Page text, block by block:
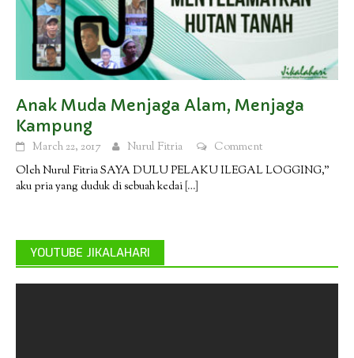
Anak Muda Menjaga Alam, Menjaga
Kampung
March 22, 2017 Nurul Fitria
Comment
Oleh Nurul Fitria SAYA DULU PELAKU ILEGAL LOGGING,”
aku pria yang duduk di sebuah kedai […]
YOUTUBE JIKALAHARI